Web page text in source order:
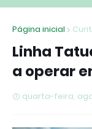
Página inicial
Linha
a operar
quarta-feira,